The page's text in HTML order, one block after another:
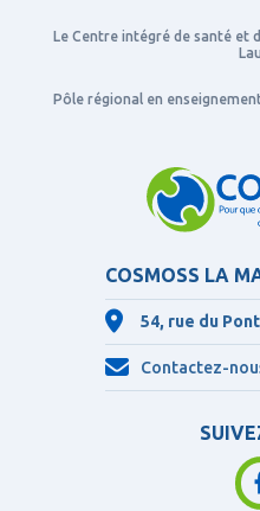
Le Centre intégré de santé et
Pôle régional en
COSMOSS LA
54, rue du
Contactez-